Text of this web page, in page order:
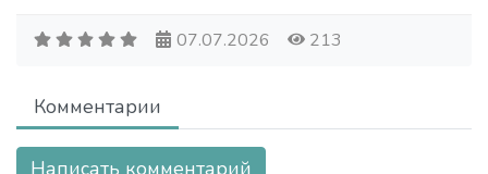
07.07.2026 213
Комментарии
Написать комментарий